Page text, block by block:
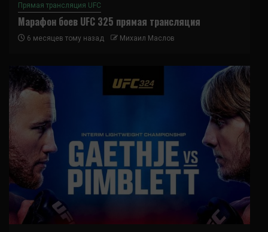
Прямая трансляция UFC
Марафон боев UFC 325 прямая трансляция
6 месяцев тому назад Михаил Маслов